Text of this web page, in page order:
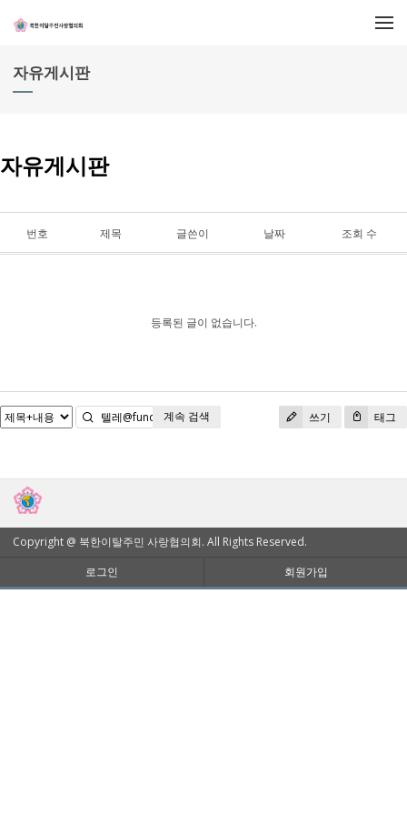
자유게시판
자유게시판
번호 제목 글쓴이 날짜 조회 수
등록된 글이 없습니다.
쓰기 태그
검색
계속 검색
Copyright @ 북한이탈주민 사랑협의회. All Rights Reserved.
로그인
회원가입